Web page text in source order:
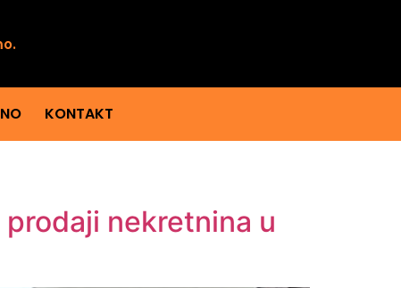
KONTAKT
nekretnina u